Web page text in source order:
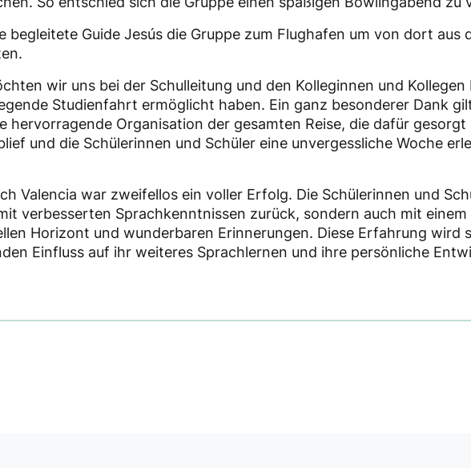
begleitete Guide Jesús die Gruppe zum Flughafen um von dort aus
wir uns bei der Schulleitung und den Kolleginnen und Kollegen
Studienfahrt ermöglicht haben. Ein ganz besonderer Dank
hervorragende Organisation der gesamten Reise, die dafür gesorgt
und die Schülerinnen und Schüler eine unvergessliche Woche
Valencia war zweifellos ein voller Erfolg. Die Schülerinnen und
verbesserten Sprachkenntnissen zurück, sondern auch mit einem
Horizont und wunderbaren Erinnerungen. Diese Erfahrung wird
Einfluss auf ihr weiteres Sprachlernen und ihre persönliche